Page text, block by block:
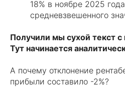
18% в ноябре 2025
средневзвешенного
Получили мы сухой текст с
Тут начинается
А почему отклонение
прибыли составило -2%?